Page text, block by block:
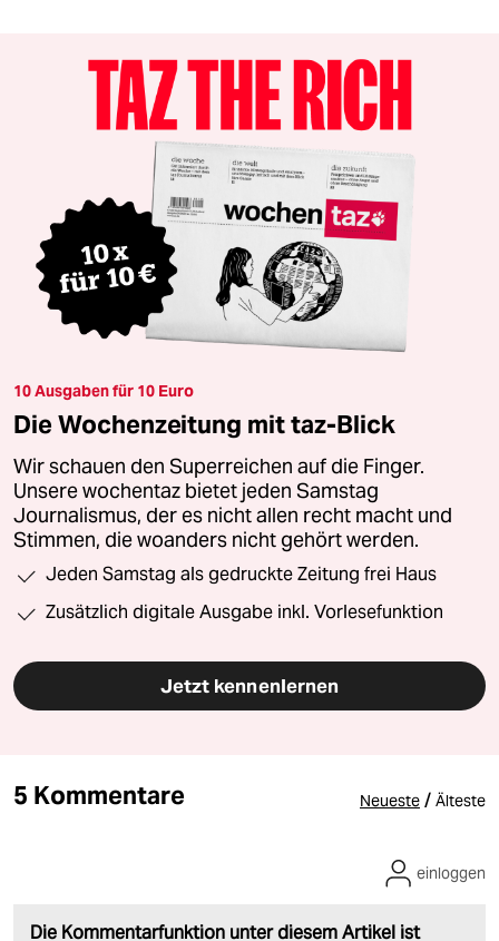
10 Ausgaben für 10 Euro
Die Wochenzeitung mit taz-Blick
Wir schauen den Superreichen auf die Finger.
Unsere wochentaz bietet jeden Samstag
Journalismus, der es nicht allen recht macht und
Stimmen, die woanders nicht gehört werden.
Jeden Samstag als gedruckte Zeitung frei Haus
Zusätzlich digitale Ausgabe inkl. Vorlesefunktion
Jetzt kennenlernen
5 Kommentare Neueste / Älteste
Die Kommentarfunktion unter diesem Artikel ist
einloggen